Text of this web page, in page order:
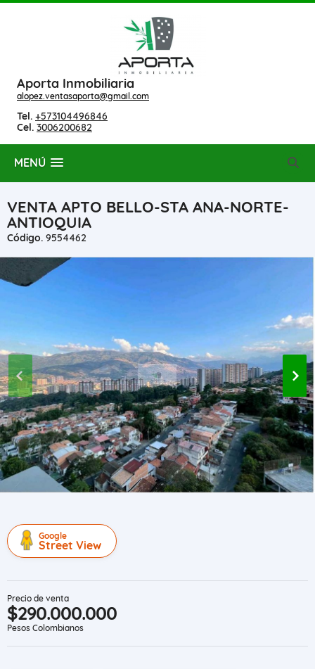
Aporta Inmobiliaria
alopez.ventasaporta@gmail.com
Tel. +573104496846
Cel. 3006200682
MENÚ
VENTA APTO BELLO-STA ANA-NORTE-
ANTIOQUIA
Código. 9554462
Google
Street View
Precio de venta
$290.000.000
Pesos Colombianos